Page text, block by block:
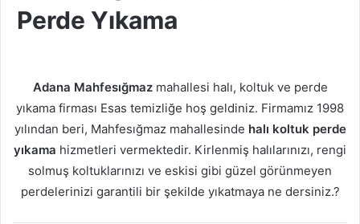
Perde Yıkama
Adana Mahfesığmazmahallesi halı, koltuk ve perde
yıkama firması Esas temizliğe hoş geldiniz. Firmamız 1998
yılından beri, Mahfesığmaz mahallesinde halı koltuk perde
yıkama hizmetleri vermektedir. Kirlenmiş halılarınızı, rengi
solmuş koltuklarınızı ve eskisi gibi güzel görünmeyen
perdelerinizi garantili bir şekilde yıkatmaya ne dersiniz.?